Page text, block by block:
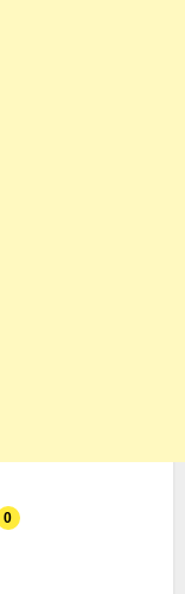
0